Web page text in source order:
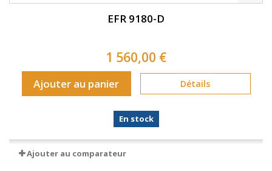
EFR 9180-D
1 560,00 €
Ajouter au panier Détails
En stock
Ajouter au comparateur